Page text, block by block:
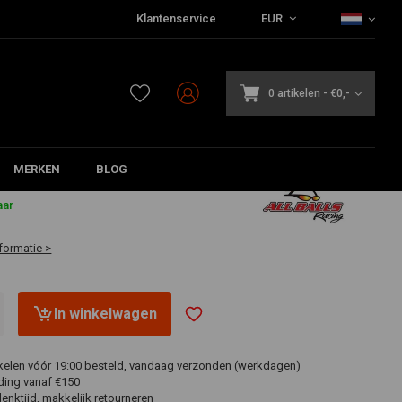
Klantenservice EUR
0 artikelen - €0,-
MERKEN BLOG
>
In winkelwagen
vóór 19:00 besteld, vandaag verzonden (werkdagen)
vanaf €150
makkelijk retourneren